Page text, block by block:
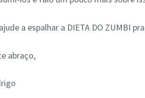
a espalhar a DIETA DO ZUMBI
abraço,